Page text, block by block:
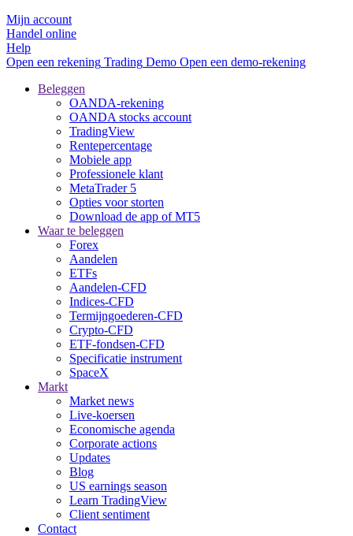
Mijn account
Handel online
Help
Open een rekening Trading Demo Open een demo-rekening
Beleggen
OANDA-rekening
OANDA stocks account
TradingView
Rentepercentage
Mobiele app
Professionele klant
MetaTrader 5
Opties voor storten
Download de app of MT5
Waar te beleggen
Forex
Aandelen
ETFs
Aandelen-CFD
Indices-CFD
Termijngoederen-CFD
Crypto-CFD
ETF-fondsen-CFD
Specificatie instrument
SpaceX
Markt
Market news
Live-koersen
Economische agenda
Corporate actions
Updates
Blog
US earnings season
Learn TradingView
Client sentiment
Contact